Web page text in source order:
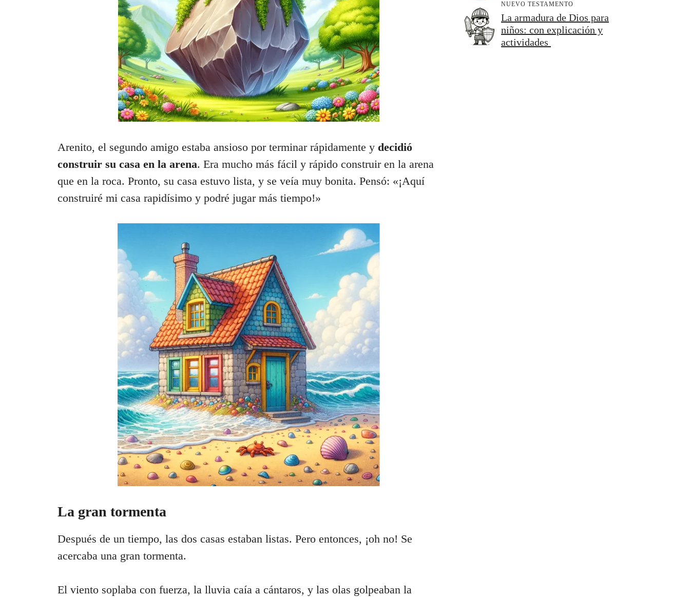
Arenito, el segundo amigo estaba ansioso por terminar rápidamente y decidió
construir su casa en la arena. Era mucho más fácil y rápido construir en la arena
que en la roca. Pronto, su casa estuvo lista, y se veía muy bonita. Pensó: «¡Aquí
construiré mi casa rapidísimo y podré jugar más tiempo!»
La gran tormenta
Después de un tiempo, las dos casas estaban listas. Pero entonces, ¡oh no! Se
acercaba una gran tormenta.
El viento soplaba con fuerza, la lluvia caía a cántaros, y las olas golpeaban la
NUEVO TESTAMENTO
La armadura de Dios para
niños: con explicación y
actividades